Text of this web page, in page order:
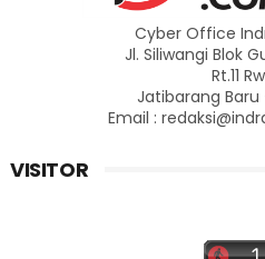
Cyber Office
Jl. Siliwangi Blok
Rt.11
Jatibarang
Email :
VISITOR